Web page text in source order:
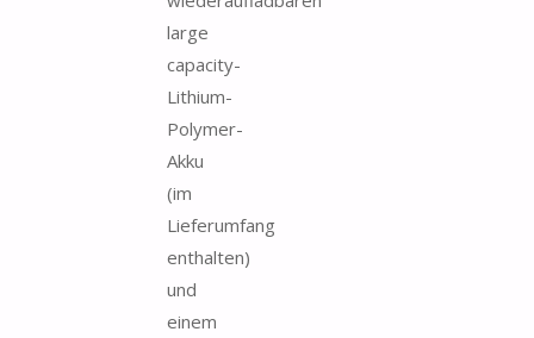
large
capacity-
Lithium-
Polymer-
Akku
(im
Lieferumfang
enthalten)
und
einem